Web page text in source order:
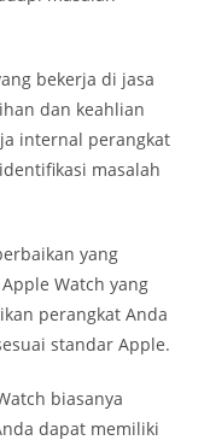
bekerja di jasa
dan keahlian
internal perangkat
masalah
yang
Watch yang
perangkat Anda
standar Apple.
biasanya
dapat memiliki